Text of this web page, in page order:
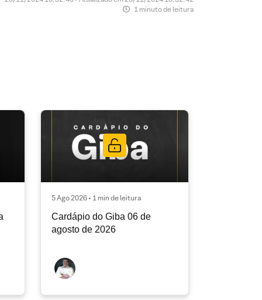
1 minuto de leitura
5 Ago 2026 • 1 min de leitura
Cardápio do Giba 06 de
agosto de 2026